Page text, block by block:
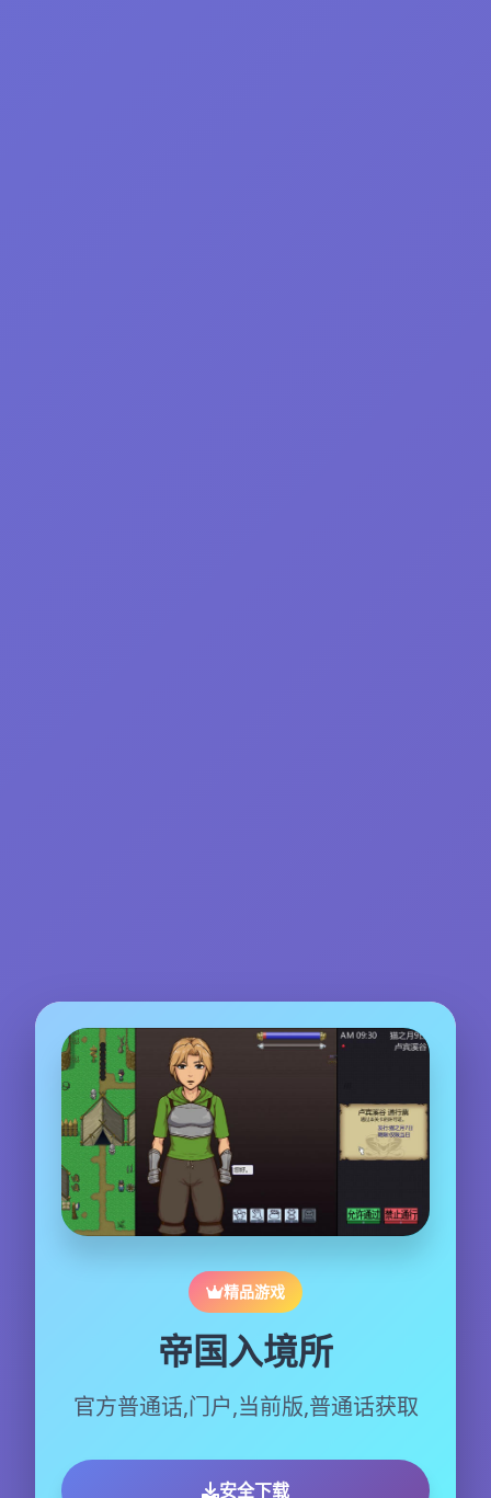
精品游戏
帝国入境所
官方普通话,门户,当前版,普通话获取
安全下载